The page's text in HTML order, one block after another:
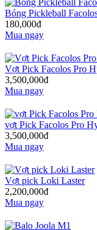
Bóng Pickleball
180,000đ
Mua ngay
Vợt Pick Facolos Pro
3,500,000đ
Mua ngay
vợt Pick Facolos Pro
3,500,000đ
Mua ngay
Vợt pick Loki Laster
2,200,000đ
Mua ngay